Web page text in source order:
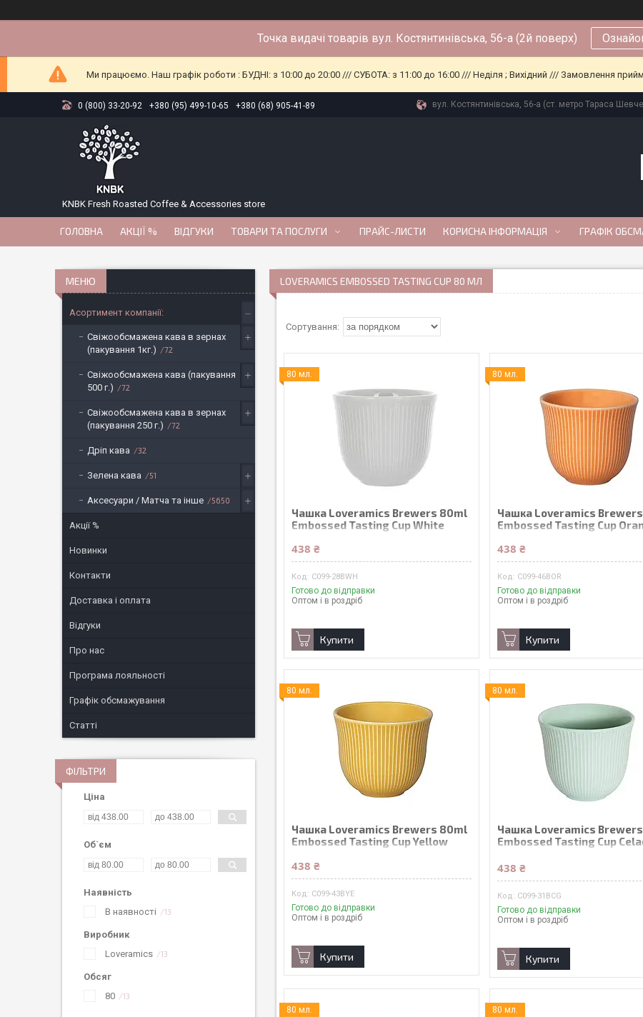
Точка видачі товарів вул. Костянтинівська, 56-а (2й поверх)
Ми працюємо. Наш графік роботи : БУДНІ: з 10:00 до 20:00 /// СУБОТА: з 11:00 до 16:00 /// Неділя ; Вихідний /// Замовлення
0 (800) 33-20-92 +380 (95) 499-10-65 +380 (68) 905-41-89 вул. Костянтинівська, 56-а (ст. метро Тараса
KNBK Fresh Roasted Coffee & Accessories store
ГОЛОВНА АКЦІЇ % ВІДГУКИ ТОВАРИ ТА ПОСЛУГИ ПРАЙС-ЛИСТИ КОРИСНА ІНФОРМАЦІЯ ГРАФІК
LOVERAMICS EMBOSSED TASTING CUP 80 МЛ
80 мл.
Чашка Loveramics Brewers 80ml
Embossed Tasting Cup White
438 ₴
C099-28BWH
Готово до відправки
Оптом і в роздріб
Купити
80 мл.
Чашка Loveramics
Embossed Tasting Cup
438 ₴
C099-46BOR
Готово до відправки
Оптом і в роздріб
Купити
80 мл.
Чашка Loveramics Brewers 80ml
Embossed Tasting Cup Yellow
438 ₴
C099-43BYE
Готово до відправки
Оптом і в роздріб
Купити
80 мл.
Чашка Loveramics
Embossed Tasting Cup
438 ₴
C099-31BCG
Готово до відправки
Оптом і в роздріб
Купити
80 мл. 80 мл.
Асортимент компанії:
Свіжообсмажена кава в зернах
(пакування 1кг.)
72
Свіжообсмажена кава (пакування
500 г.)
72
Свіжообсмажена кава в зернах
(пакування 250 г.)
72
Дріп кава 32
Зелена кава 51
Аксесуари / Матча та інше 5650
Акції %
Новинки
Контакти
Доставка і оплата
Відгуки
Про нас
Програма лояльності
Графік обсмажування
Статті
ФІЛЬТРИ
Ціна
Об`єм
Наявність
В наявності
13
Виробник
Loveramics
13
Обсяг
80
13